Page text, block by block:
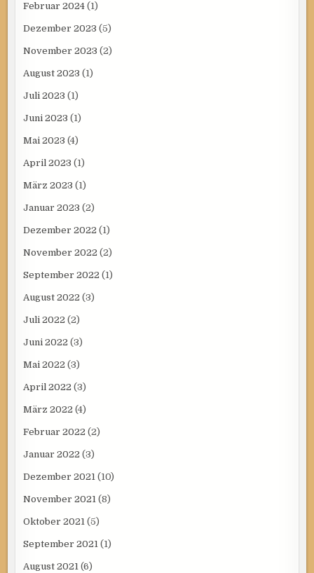
Februar 2024 (1)
Dezember 2023 (5)
November 2023 (2)
August 2023 (1)
Juli 2023 (1)
Juni 2023 (1)
Mai 2023 (4)
April 2023 (1)
März 2023 (1)
Januar 2023 (2)
Dezember 2022 (1)
November 2022 (2)
September 2022 (1)
August 2022 (3)
Juli 2022 (2)
Juni 2022 (3)
Mai 2022 (3)
April 2022 (3)
März 2022 (4)
Februar 2022 (2)
Januar 2022 (3)
Dezember 2021 (10)
November 2021 (8)
Oktober 2021 (5)
September 2021 (1)
August 2021 (6)